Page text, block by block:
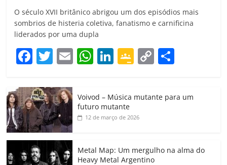
O século XVII britânico abrigou um dos episódios mais
sombrios de histeria coletiva, fanatismo e carnificina
liderados por uma dupla
F
a
c
e
b
o
o
T
w
itt
er
E
m
W
h
s
A
p
Li
n
e
dI
G
o
gl
e
a
C
o
y
k
p
h
Voivod – Música mutante para um
futuro mutante
12 de março de 2026
Metal Map: Um mergulho na alma do
Heavy Metal Argentino